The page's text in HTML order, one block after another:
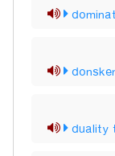
duality